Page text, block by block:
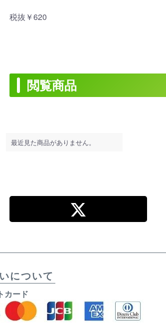
税抜￥620
閲覧商品
最近見た商品がありません。
について
カード